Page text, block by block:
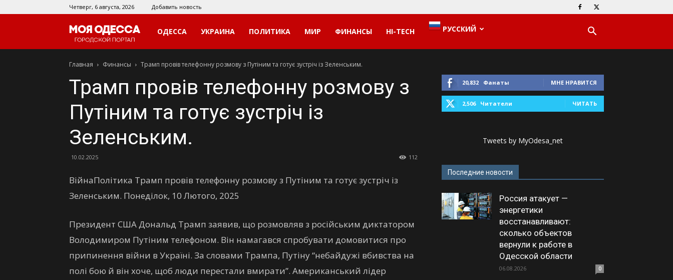
Четверг, 6 августа, 2026 Добавить новость
Моя
Одесса
ОДЕССА УКРАИНА ПОЛИТИКА МИР ФИНАНСЫ HI-TECH РУССКИЙ
Главная Финансы Трамп провів телефонну розмову з Путіним та готує зустріч із Зеленським.
Трамп провів телефонну розмову з
Путіним та готує зустріч із
Зеленським.
10.02.2025 112
ВійнаПолітика Трамп провів телефонну розмову з Путіним та готує зустріч із
Зеленським. Понеділок, 10 Лютого, 2025
Президент США Дональд Трамп заявив, що розмовляв з російським диктатором
Володимиром Путіним телефоном. Він намагався спробувати домовитися про
припинення війни в Україні. За словами Трампа, Путіну “небайдужі вбивства на
полі бою й він хоче, щоб люди перестали вмирати”. Американський лідер
20,832 Фанаты МНЕ НРАВИТСЯ
2,506 Читатели ЧИТАТЬ
Tweets by MyOdesa_net
Последние новости
Россия атакует —
энергетики
восстанавливают:
сколько объектов
вернули к работе в
Одесской области
06.08.2026 0